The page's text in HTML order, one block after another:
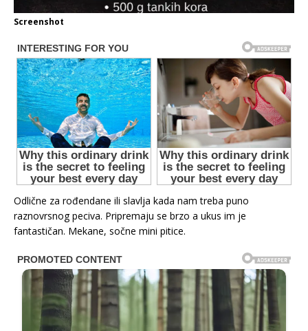
Screenshot
Odlične za rođendane ili slavlja kada nam treba puno
raznovrsnog peciva. Pripremaju se brzo a ukus im je
fantastičan. Mekane, sočne mini pitice.